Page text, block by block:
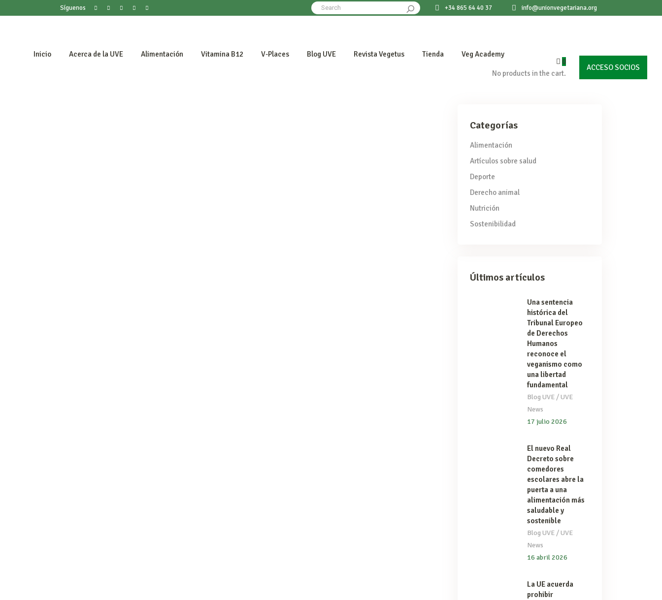
Síguenos
Search
for:
+34 865 64 40 37 info@unionvegetariana.org
Inicio Acerca de la UVE Alimentación Vitamina B12 V-Places Blog UVE Revista Vegetus Tienda
Veg Academy
0
No products in the cart.
ACCESO SOCIOS
Categorías
Alimentación
Artículos sobre salud
Deporte
Derecho animal
Nutrición
Sostenibilidad
Últimos artículos
Una sentencia
histórica del
Tribunal Europeo
de Derechos
Humanos
reconoce el
veganismo como
una libertad
fundamental
Blog UVE/UVE
News
17 julio 2026
El nuevo Real
Decreto sobre
comedores
escolares abre la
puerta a una
alimentación más
saludable y
sostenible
Blog UVE/UVE
News
16 abril 2026
La UE acuerda
prohibir